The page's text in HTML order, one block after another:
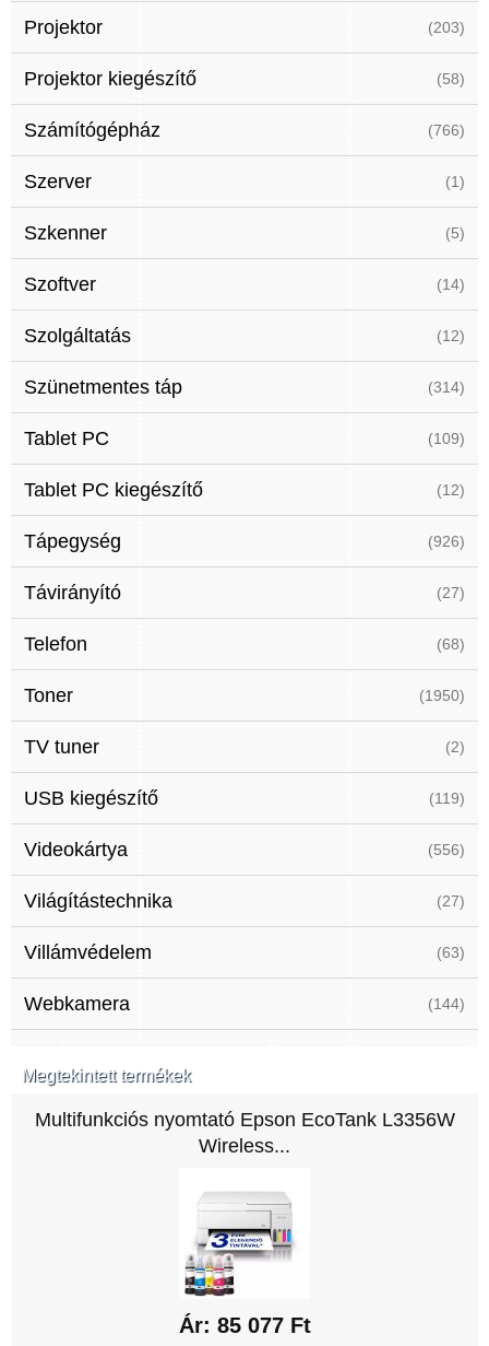
Projektor (203)
Projektor kiegészítő (58)
Számítógépház (766)
Szerver (1)
Szkenner (5)
Szoftver (14)
Szolgáltatás (12)
Szünetmentes táp (314)
Tablet PC (109)
Tablet PC kiegészítő (12)
Tápegység (926)
Távirányító (27)
Telefon (68)
Toner (1950)
TV tuner (2)
USB kiegészítő (119)
Videokártya (556)
Világítástechnika (27)
Villámvédelem (63)
Webkamera (144)
Megtekintett termékek
Multifunkciós nyomtató Epson EcoTank L3356W
Wireless...
Ár: 85 077 Ft